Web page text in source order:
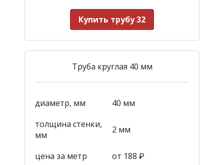
Купить трубу 32
Труба круглая 40 мм
диаметр, мм
40 мм
толщина стенки,
мм
2 мм
цена за метр от 188 ₽